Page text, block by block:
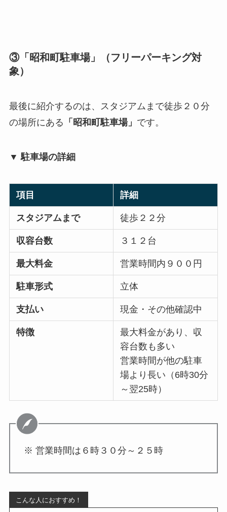
③「昭和町駐車場」（フリーパーキング対
象）
最後に紹介するのは、スタジアムまで徒歩２０分
の場所にある 「昭和町駐車場」 です。
▼ 駐車場の詳細
項目 詳細
スタジアムまで 徒歩２２分
収容台数 ３１２台
最大料金 営業時間内９００円
駐車形式 立体
支払い 現金・その他確認中
特徴
最大料金があり、収
容台数も多い
営業時間が他の駐車
場より長い（6時30分
～翌25時）
※ 営業時間は６時３０分～２５時
こんな人におすすめ！